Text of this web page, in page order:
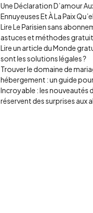
Une Déclaration D’amour
Ennuyeuses Et À La Paix
Lire Le Parisien sans
astuces et méthodes
Lire un article du Monde
sont les solutions légales ?
Trouver le domaine de
hébergement : un guide
Incroyable : les nouveautés
réservent des surprises aux